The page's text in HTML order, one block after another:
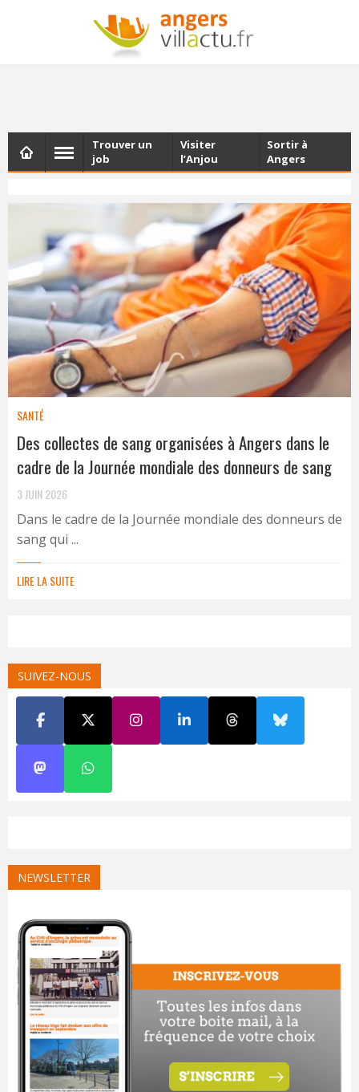
NEWSLETTER
Les dernières actualités d'Angers, chaque vendredi dans
Trouver un
job
Visiter
l’Anjou
Sortir à
Angers
SANTÉ
Des collectes de sang organisées à Angers dans le
cadre de la Journée mondiale des donneurs de sang
3 JUIN 2026
Dans le cadre de la Journée mondiale des donneurs de
sang qui ...
LIRE LA SUITE
SUIVEZ-NOUS
NEWSLETTER